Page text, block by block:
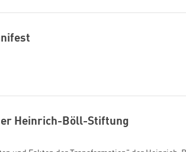
Heinrich-Böll-Stiftung